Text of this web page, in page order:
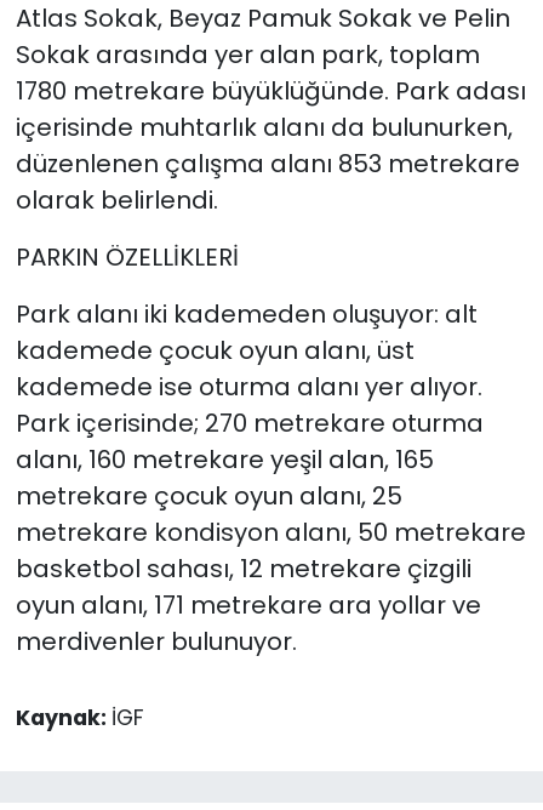
Atlas Sokak, Beyaz Pamuk Sokak ve Pelin
Sokak arasında yer alan park, toplam
1780 metrekare büyüklüğünde. Park adası
içerisinde muhtarlık alanı da bulunurken,
düzenlenen çalışma alanı 853 metrekare
olarak belirlendi.
PARKIN ÖZELLİKLERİ
Park alanı iki kademeden oluşuyor: alt
kademede çocuk oyun alanı, üst
kademede ise oturma alanı yer alıyor.
Park içerisinde; 270 metrekare oturma
alanı, 160 metrekare yeşil alan, 165
metrekare çocuk oyun alanı, 25
metrekare kondisyon alanı, 50 metrekare
basketbol sahası, 12 metrekare çizgili
oyun alanı, 171 metrekare ara yollar ve
merdivenler bulunuyor.
Kaynak: İGF